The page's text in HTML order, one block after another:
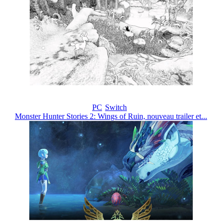
PC Switch
Monster Hunter Stories 2: Wings of Ruin, nouveau trailer et...